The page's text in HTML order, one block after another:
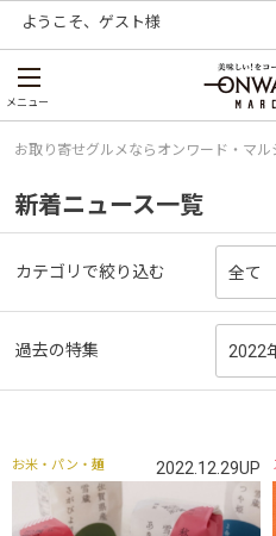
ようこそ、 ゲスト様
メニュー
お取り寄せグルメならオンワード・マル
新着ニュース一覧
カテゴリで絞り込む
過去の特集
お米・パン・麺 2022.12.29UP